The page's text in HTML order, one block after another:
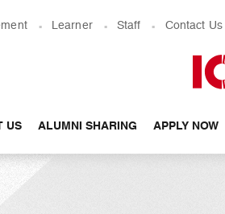
Learner Staff Contact Us
US ALUMNI SHARING APPLY NOW